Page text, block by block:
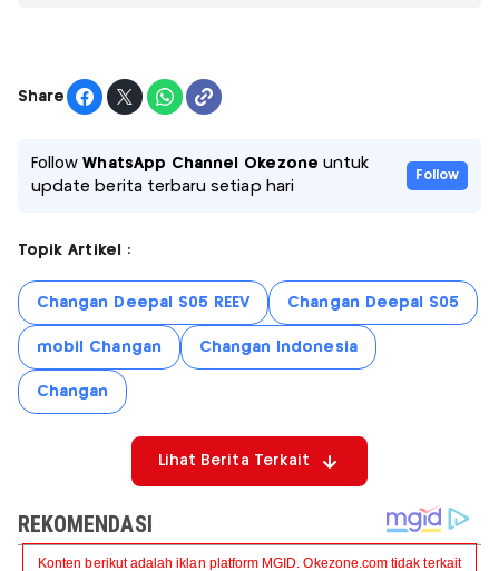
Share
FollowWhatsApp Channel Okezone untuk
update berita terbaru setiap hari
Follow
Topik Artikel :
Changan Deepal S05 REEV Changan Deepal S05
mobil Changan Changan Indonesia
Changan
Lihat Berita Terkait